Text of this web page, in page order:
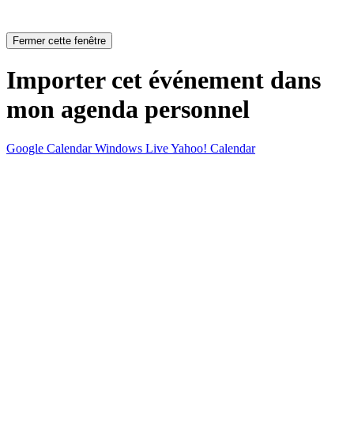
Fermer cette fenêtre
Importer cet événement dans
mon agenda personnel
Google Calendar Windows LiveYahoo! Calendar